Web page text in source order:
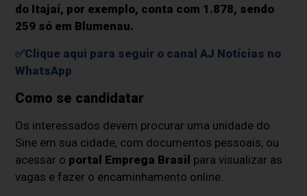
do Itajaí, por exemplo, conta com 1.878, sendo
259 só em Blumenau.
✅Clique aqui para seguir o canal AJ Notícias no
WhatsApp
Como se candidatar
Os interessados devem procurar uma unidade do
Sine em sua cidade, com documentos pessoais, ou
acessar o portal Emprega Brasil para visualizar as
vagas e fazer o encaminhamento online.